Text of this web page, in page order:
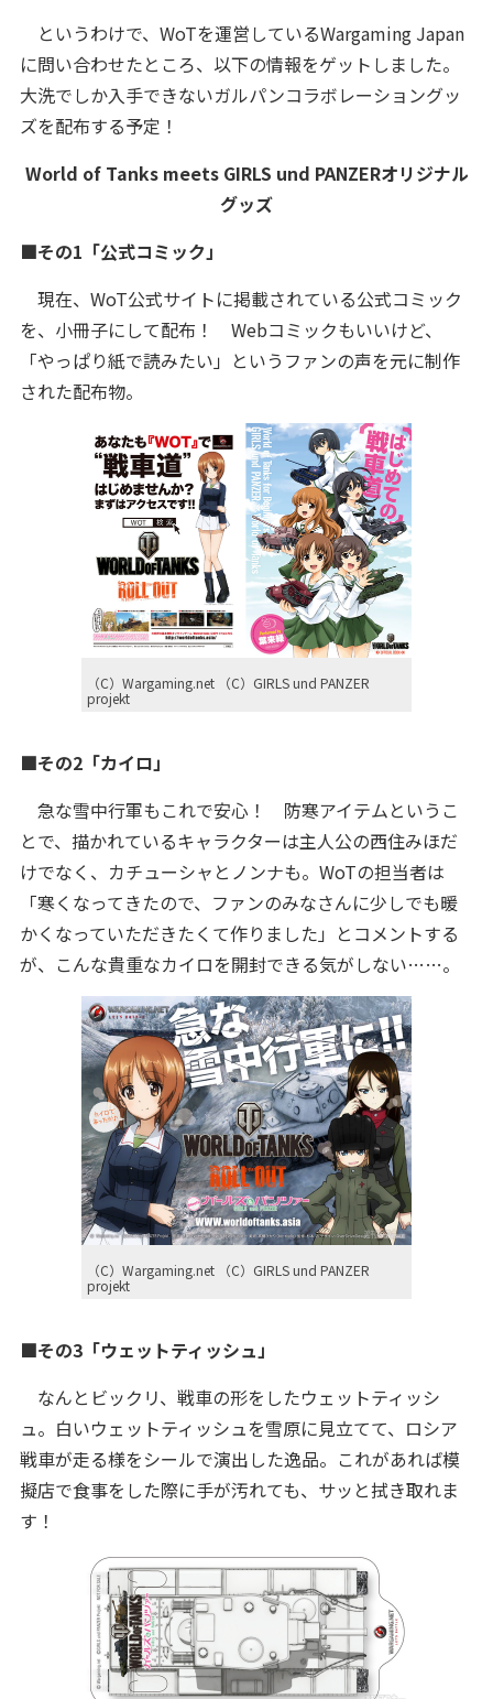
というわけで、WoTを運営しているWargaming Japan
に問い合わせたところ、以下の情報をゲットしました。
大洗でしか入手できないガルパンコラボレーショングッ
ズを配布する予定！
World of Tanks meets GIRLS und PANZERオリジナル
グッズ
■その1「公式コミック」
現在、WoT公式サイトに掲載されている公式コミック
を、小冊子にして配布！ Webコミックもいいけど、
「やっぱり紙で読みたい」というファンの声を元に制作
された配布物。
（C）Wargaming.net （C）GIRLS und PANZER
projekt
■その2「カイロ」
急な雪中行軍もこれで安心！ 防寒アイテムというこ
とで、描かれているキャラクターは主人公の西住みほだ
けでなく、カチューシャとノンナも。WoTの担当者は
「寒くなってきたので、ファンのみなさんに少しでも暖
かくなっていただきたくて作りました」とコメントする
が、こんな貴重なカイロを開封できる気がしない……。
（C）Wargaming.net （C）GIRLS und PANZER
projekt
■その3「ウェットティッシュ」
なんとビックリ、戦車の形をしたウェットティッシ
ュ。白いウェットティッシュを雪原に見立てて、ロシア
戦車が走る様をシールで演出した逸品。これがあれば模
擬店で食事をした際に手が汚れても、サッと拭き取れま
す！